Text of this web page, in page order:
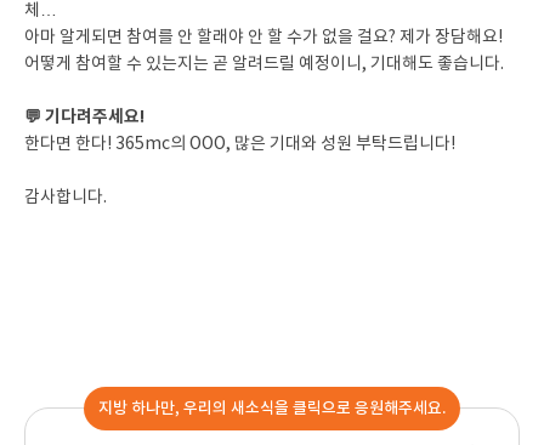
체…
아마 알게되면 참여를 안 할래야 안 할 수가 없을 걸요? 제가 장담해요!
어떻게 참여할 수 있는지는 곧 알려드릴 예정이니, 기대해도 좋습니다.
💬 기다려주세요!
한다면 한다! 365mc의 OOO, 많은 기대와 성원 부탁드립니다!
감사합니다.
지방 하나만, 우리의 새소식을 클릭으로 응원해주세요.